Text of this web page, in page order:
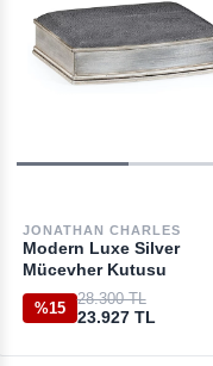
JONATHAN CHARLES
Modern Luxe Silver
Mücevher Kutusu
%15
28.300 TL
23.927 TL